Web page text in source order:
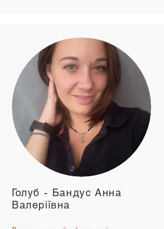
Голуб - Бандус Анна
Валеріївна